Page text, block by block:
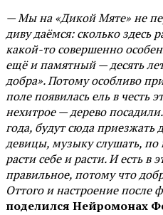
— Мы на «Дикой Мяте» не
диву даёмся: сколько здесь
какой-то совершенно
ещё и памятный — десять
добра». Потому особливо
поле появилась ель в честь
нехитрое — дерево
года, будут сюда
девицы, музыку слушать, по
расти себе и расти. И есть в
правильное, потому что
Оттого и настроение после
поделился Нейромонах